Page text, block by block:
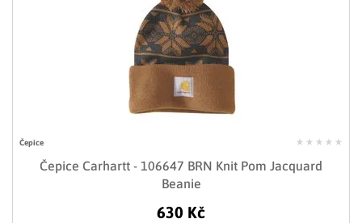
Čepice
Čepice Carhartt - 106647 BRN Knit Pom Jacquard
Beanie
630 Kč